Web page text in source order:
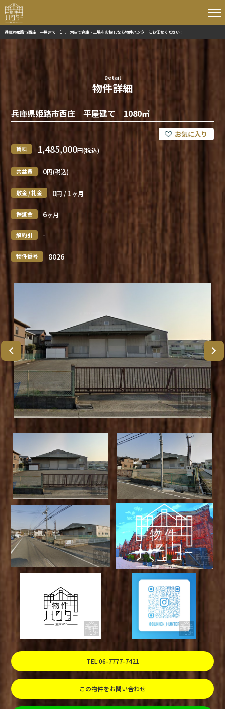
兵庫県姫路市西庄 平屋建て 1... | 大阪で倉庫・工場をお探しなら物件ハンターにお任せください！
Detail
物件詳細
兵庫県姫路市西庄 平屋建て 1080㎡
賃料 1,485,000円(税込)
共益費 0円(税込)
敷金 / 礼金 0円 / 1ヶ月
保証金 6ヶ月
解約引 -
物件番号 8026
TEL:06-7777-7421
この物件をお問い合わせ